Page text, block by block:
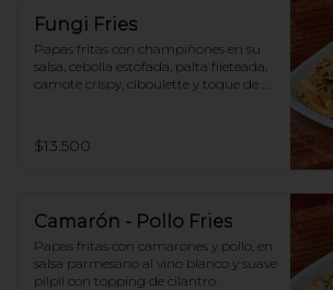
Fungi Fries
Papas fritas con champiñones en su
salsa, cebolla estofada, palta fileteada,
camote crispy, ciboulette y toque de
$13.500
Camarón - Pollo Fries
Papas fritas con camarones y pollo, en
salsa parmesano al vino blanco y suave
pilpil con topping de cilantro.